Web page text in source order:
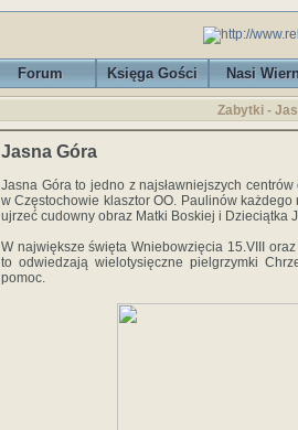
Forum Księga Gości Nasi
Zabytki -
Jasna Góra
Jasna Góra to jedno z najsławniejszych
w Częstochowie klasztor OO. Paulinów
ujrzeć cudowny obraz Matki Boskiej i Dzieciątka
W największe święta Wniebowzięcia 15.VIII
to odwiedzają wielotysięczne pielgrzymki
pomoc.